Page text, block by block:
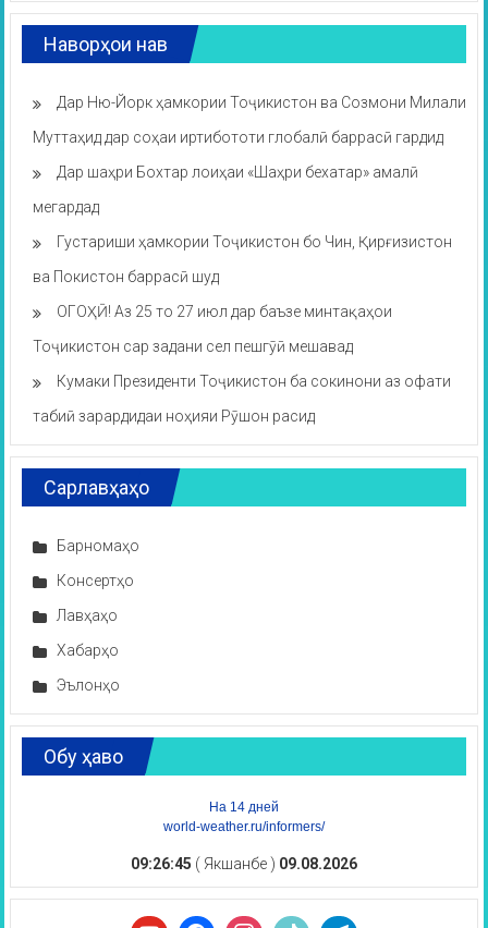
Наворҳои нав
Дар Ню-Йорк ҳамкории Тоҷикистон ва Созмони Милали
Муттаҳид дар соҳаи иртибототи глобалӣ баррасӣ гардид
Дар шаҳри Бохтар лоиҳаи «Шаҳри бехатар» амалӣ
мегардад
Густариши ҳамкории Тоҷикистон бо Чин, Қирғизистон
ва Покистон баррасӣ шуд
ОГОҲӢ! Аз 25 то 27 июл дар баъзе минтақаҳои
Тоҷикистон сар задани сел пешгӯӣ мешавад
Кумаки Президенти Тоҷикистон ба сокинони аз офати
табиӣ зарардидаи ноҳияи Рӯшон расид
Сарлавҳаҳо
Барномаҳо
Консертҳо
Лавҳаҳо
Хабарҳо
Эълонҳо
Обу ҳаво
На 14 дней
world-weather.ru/informers/
09:26:46 ( Якшанбе ) 09.08.2026